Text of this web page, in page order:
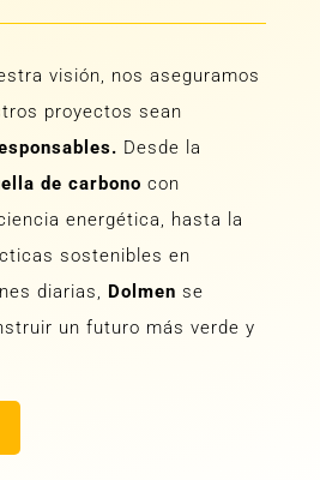
visión, nos aseguramos
proyectos sean
Desde la
de carbono con
energética, hasta la
sostenibles en
diarias, Dolmen se
un futuro más verde y